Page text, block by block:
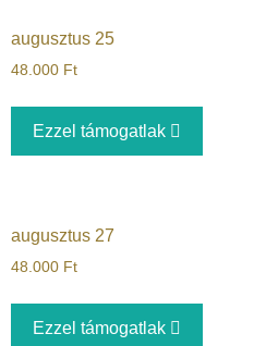
augusztus 25
48.000 Ft
Ezzel támogatlak
augusztus 27
48.000 Ft
Ezzel támogatlak